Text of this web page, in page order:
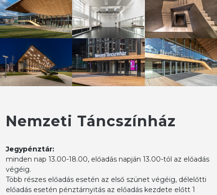
Nemzeti Táncszínház
Jegypénztár:
minden nap 13.00-18.00, előadás napján 13.00-tól az előadás
végéig.
Több részes előadás esetén az első szünet végéig, délelőtti
előadás esetén pénztárnyitás az előadás kezdete előtt 1